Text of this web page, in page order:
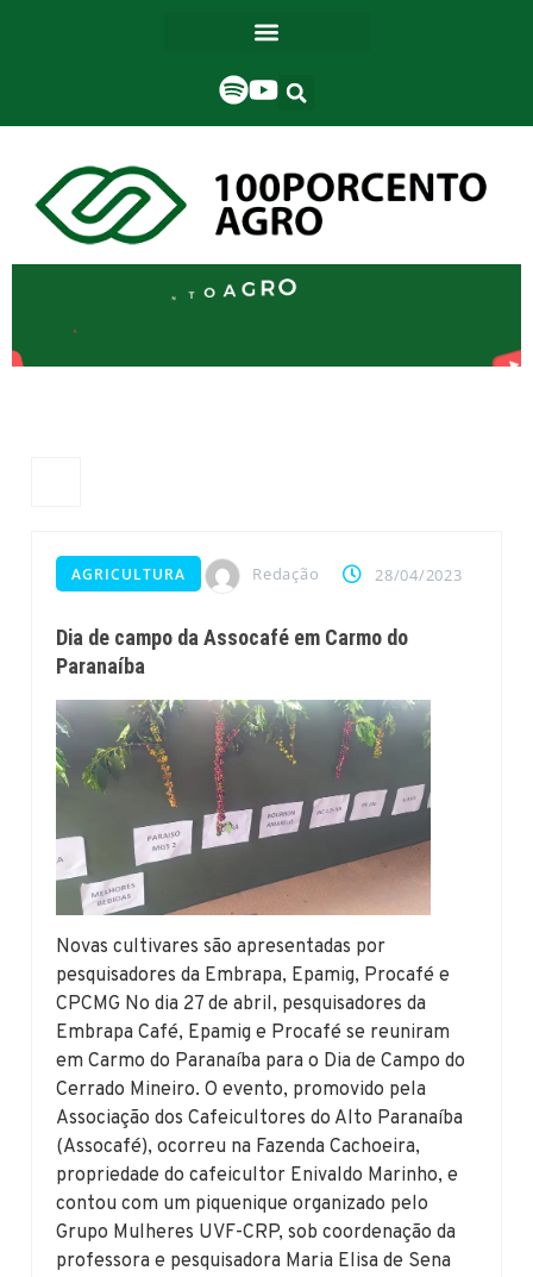
AGRICULTURA Redação 28/04/2023
Dia de campo da Assocafé em Carmo do
Paranaíba
Novas cultivares são apresentadas por
pesquisadores da Embrapa, Epamig, Procafé e
CPCMG No dia 27 de abril, pesquisadores da
Embrapa Café, Epamig e Procafé se reuniram
em Carmo do Paranaíba para o Dia de Campo do
Cerrado Mineiro. O evento, promovido pela
Associação dos Cafeicultores do Alto Paranaíba
(Assocafé), ocorreu na Fazenda Cachoeira,
propriedade do cafeicultor Enivaldo Marinho, e
contou com um piquenique organizado pelo
Grupo Mulheres UVF-CRP, sob coordenação da
professora e pesquisadora Maria Elisa de Sena